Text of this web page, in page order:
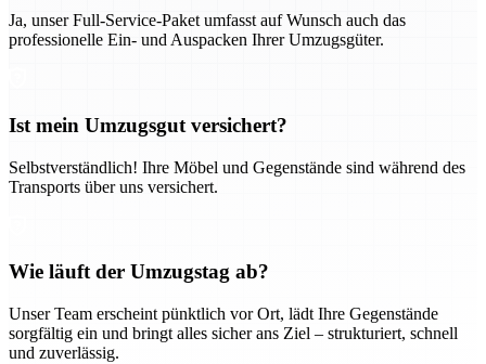
Ja, unser Full-Service-Paket umfasst auf Wunsch auch das
professionelle Ein- und Auspacken Ihrer Umzugsgüter.
Ist mein Umzugsgut versichert?
Selbstverständlich! Ihre Möbel und Gegenstände sind während des
Transports über uns versichert.
Wie läuft der Umzugstag ab?
Unser Team erscheint pünktlich vor Ort, lädt Ihre Gegenstände
sorgfältig ein und bringt alles sicher ans Ziel – strukturiert, schnell
und zuverlässig.